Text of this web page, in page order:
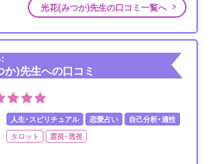
光花(みつか)先生の口コミ一覧へ
か)先生への口コミ
人生・スピリチュアル 恋愛占い 自己分析・適性
タロット 霊視・透視